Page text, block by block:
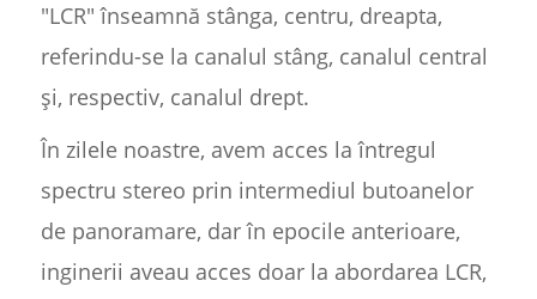
"LCR" înseamnă stânga, centru, dreapta,
referindu-se la canalul stâng, canalul central
și, respectiv, canalul drept.
În zilele noastre, avem acces la întregul
spectru stereo prin intermediul butoanelor
de panoramare, dar în epocile anterioare,
inginerii aveau acces doar la abordarea LCR,